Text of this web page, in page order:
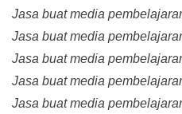
Jasa buat media
Jasa buat media
Jasa buat media
Jasa buat media
Jasa buat media